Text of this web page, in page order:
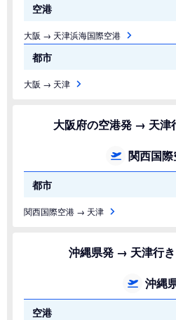
空港
大阪 → 天津浜海国際空港
都市
大阪 → 天津
大阪府の空港発 → 天津
関西国
都市
関西国際空港 → 天津
沖縄県発 → 天津行
沖縄
空港